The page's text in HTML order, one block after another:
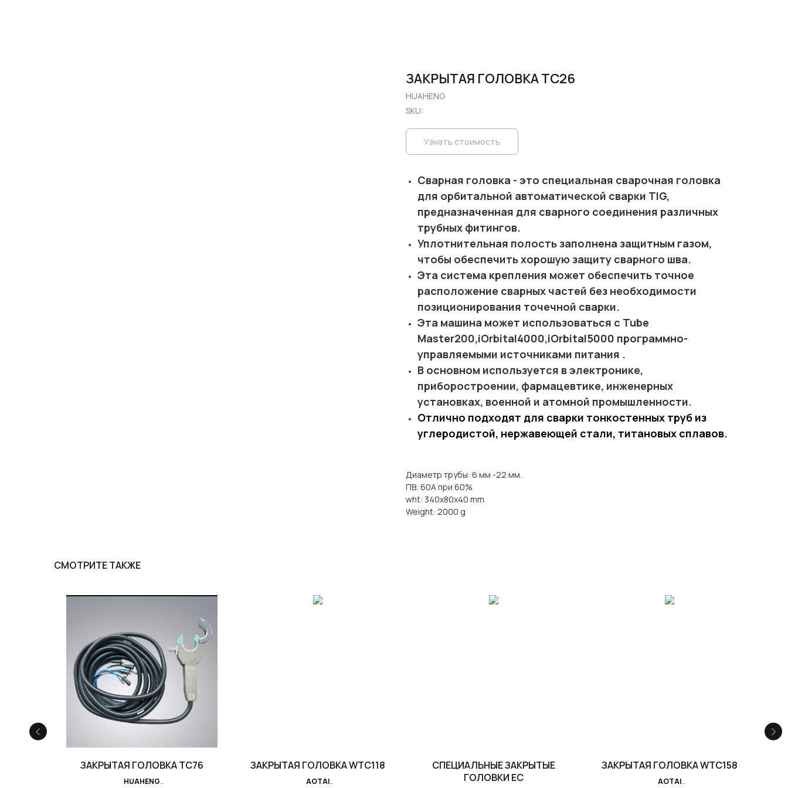
ЗАКРЫТАЯ ГОЛОВКА TC26
HUAHENG
SKU:
Узнать стоимость
Сварная головка - это специальная сварочная головка
для орбитальной автоматической сварки TIG,
предназначенная для сварного соединения различных
трубных фитингов.
Уплотнительная полость заполнена защитным газом,
чтобы обеспечить хорошую защиту сварного шва.
Эта система крепления может обеспечить точное
расположение сварных частей без необходимости
позиционирования точечной сварки.
Эта машина может использоваться с Tube
Master200,iOrbital4000,iOrbital5000 программно-
управляемыми источниками питания .
В основном используется в электронике,
приборостроении, фармацевтике, инженерных
установках, военной и атомной промышленности.
Отлично подходят для сварки тонкостенных труб из
углеродистой, нержавеющей стали, титановых сплавов.
Диаметр трубы: 6 мм -22 мм.
ПВ: 60А при 60%
wht: 340x80x40 mm
Weight: 2000 g
СМОТРИТЕ ТАКЖЕ
ЗАКРЫТАЯ ГОЛОВКА TC76
HUAHENG
ЗАКРЫТАЯ ГОЛОВКА WTC118
AOTAI
СПЕЦИАЛЬНЫЕ ЗАКРЫТЫЕ
ГОЛОВКИ EC
ЗАКРЫТАЯ ГОЛОВКА WTC158
AOTAI